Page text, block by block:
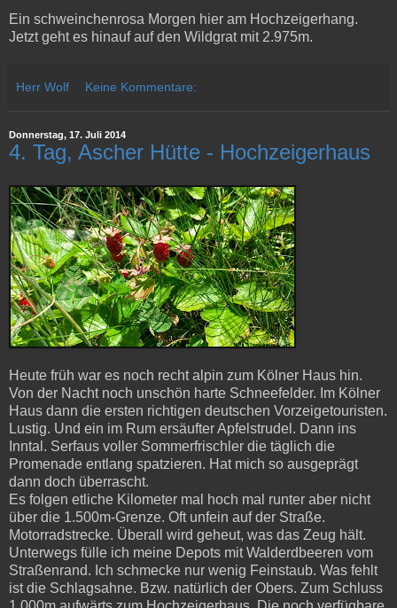
Ein schweinchenrosa Morgen hier am Hochzeigerhang.
Jetzt geht es hinauf auf den Wildgrat mit 2.975m.
Herr Wolf Keine Kommentare:
Donnerstag, 17. Juli 2014
4. Tag, Ascher Hütte - Hochzeigerhaus
Heute früh war es noch recht alpin zum Kölner Haus hin.
Von der Nacht noch unschön harte Schneefelder. Im Kölner
Haus dann die ersten richtigen deutschen Vorzeigetouristen.
Lustig. Und ein im Rum ersäufter Apfelstrudel. Dann ins
Inntal. Serfaus voller Sommerfrischler die täglich die
Promenade entlang spatzieren. Hat mich so ausgeprägt
dann doch überrascht.
Es folgen etliche Kilometer mal hoch mal runter aber nicht
über die 1.500m-Grenze. Oft unfein auf der Straße.
Motorradstrecke. Überall wird geheut, was das Zeug hält.
Unterwegs fülle ich meine Depots mit Walderdbeeren vom
Straßenrand. Ich schmecke nur wenig Feinstaub. Was fehlt
ist die Schlagsahne. Bzw. natürlich der Obers. Zum Schluss